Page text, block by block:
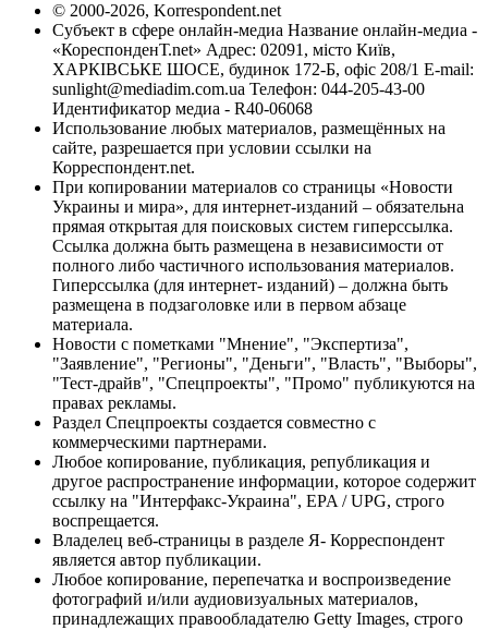
© 2000-2026, Korrespondent.net
Субъект в сфере онлайн-медиа Название онлайн-медиа -
«КореспонденТ.net» Адрес: 02091, місто Київ,
ХАРКІВСЬКЕ ШОСЕ, будинок 172-Б, офіс 208/1 E-mail:
sunlight@mediadim.com.ua Телефон: 044-205-43-00
Идентификатор медиа - R40-06068
Использование любых материалов, размещённых на
сайте, разрешается при условии ссылки на
Корреспондент.net.
При копировании материалов со страницы «Новости
Украины и мира», для интернет-изданий – обязательна
прямая открытая для поисковых систем гиперссылка.
Ссылка должна быть размещена в независимости от
полного либо частичного использования материалов.
Гиперссылка (для интернет- изданий) – должна быть
размещена в подзаголовке или в первом абзаце
материала.
Новости с пометками "Мнение", "Экспертиза",
"Заявление", "Регионы", "Деньги", "Власть", "Выборы",
"Тест-драйв", "Спецпроекты", "Промо" публикуются на
правах рекламы.
Раздел Спецпроекты создается совместно с
коммерческими партнерами.
Любое копирование, публикация, републикация и
другое распространение информации, которое содержит
ссылку на "Интерфакс-Украина", EPA / UPG, строго
воспрещается.
Владелец веб-страницы в разделе Я- Корреспондент
является автор публикации.
Любое копирование, перепечатка и воспроизведение
фотографий и/или аудиовизуальных материалов,
принадлежащих правообладателю Getty Images, строго